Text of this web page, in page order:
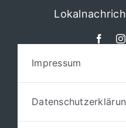
Impressum